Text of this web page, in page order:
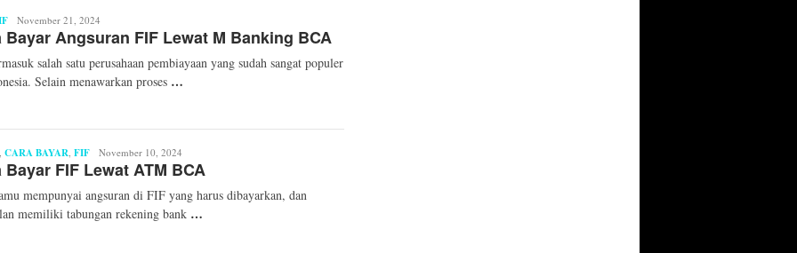
Mita
Mellinda
November 21, 2024
Bayar Angsuran FIF Lewat M Banking BCA
salah satu perusahaan pembiayaan yang sudah sangat populer
Selain menawarkan proses …
CARA BAYAR FIF Mita
Mellinda
November 10, 2024
Bayar FIF Lewat ATM BCA
mempunyai angsuran di FIF yang harus dibayarkan, dan
memiliki tabungan rekening bank …